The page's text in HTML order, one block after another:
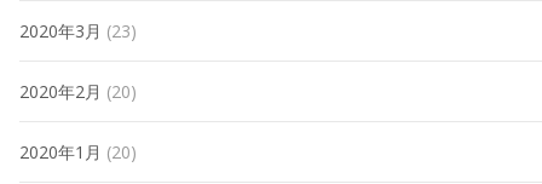
2020年3月 (23)
2020年2月 (20)
2020年1月 (20)